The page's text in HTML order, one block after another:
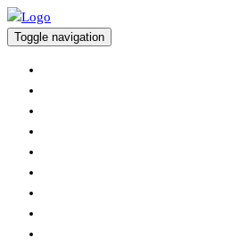
Toggle navigation